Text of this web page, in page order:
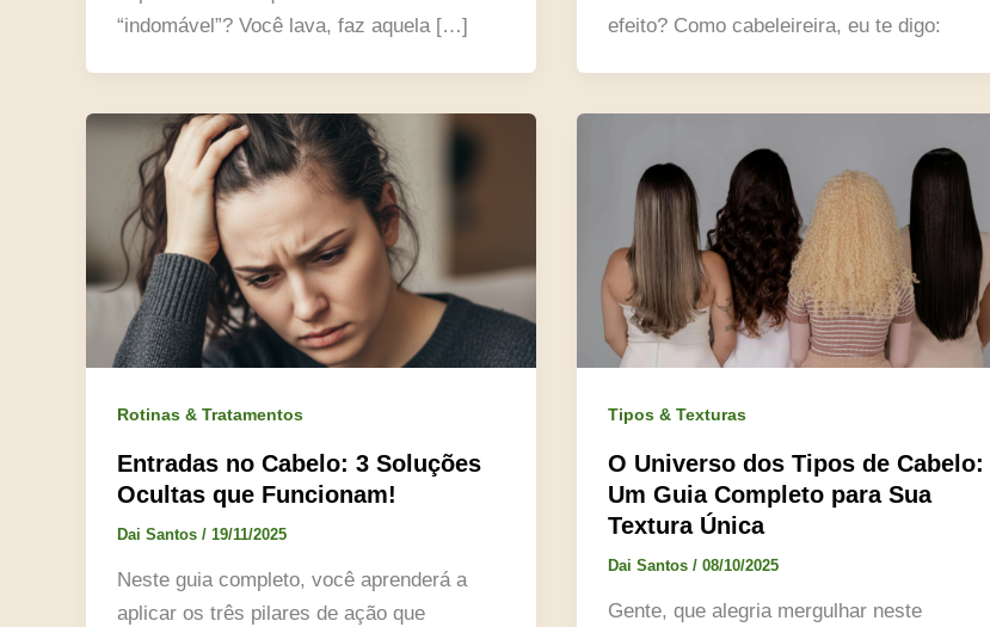
“indomável”? Você lava, faz aquela […]
efeito? Como cabeleireira, eu te digo:
Rotinas & Tratamentos
Entradas no Cabelo: 3 Soluções
Ocultas que Funcionam!
Dai Santos / 19/11/2025
Neste guia completo, você aprenderá a
aplicar os três pilares de ação que
Tipos & Texturas
O Universo dos Tipos de Cabelo:
Um Guia Completo para Sua
Textura Única
Dai Santos / 08/10/2025
Gente, que alegria mergulhar neste